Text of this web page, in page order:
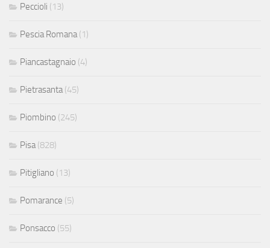
Peccioli (13)
Pescia Romana (1)
Piancastagnaio (4)
Pietrasanta (45)
Piombino (245)
Pisa (828)
Pitigliano (13)
Pomarance (5)
Ponsacco (55)